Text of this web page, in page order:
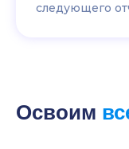
следующего
Освоим